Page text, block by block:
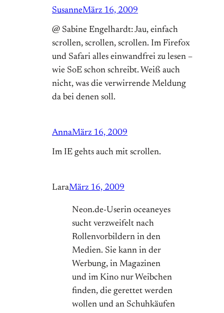
SusanneMärz 16, 2009
@ Sabine Engelhardt: Jau, einfach
scrollen, scrollen, scrollen. Im Firefox
und Safari alles einwandfrei zu lesen –
wie SoE schon schreibt. Weiß auch
nicht, was die verwirrende Meldung
da bei denen soll.
AnnaMärz 16, 2009
Im IE gehts auch mit scrollen.
LaraMärz 16, 2009
Neon.de-Userin oceaneyes
sucht verzweifelt nach
Rollenvorbildern in den
Medien. Sie kann in der
Werbung, in Magazinen
und im Kino nur Weibchen
finden, die gerettet werden
wollen und an Schuhkäufen